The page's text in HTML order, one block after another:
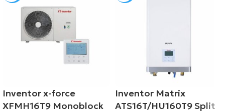
Inventor x-force
XFMH16T9 Monoblock
Inventor Matrix
ATS16T/HU160T9 Split